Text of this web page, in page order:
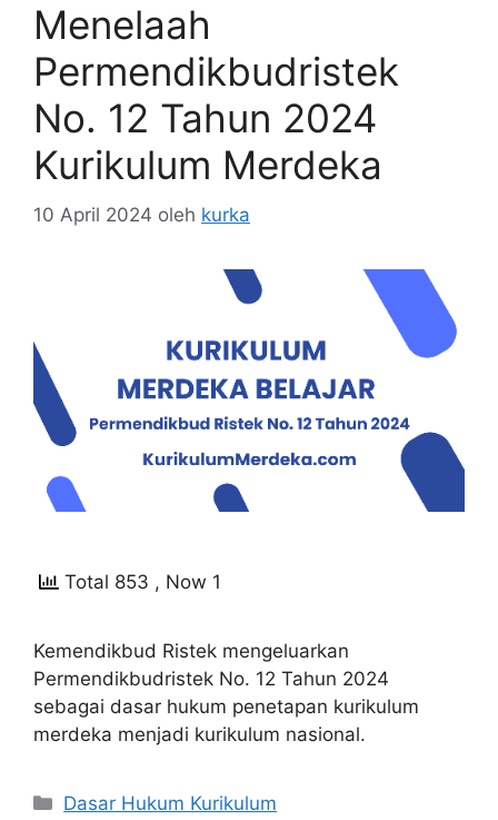
Menelaah
Permendikbudristek
No. 12 Tahun 2024
Kurikulum Merdeka
10 April 2024 oleh kurka
Total 853 , Now 1
Kemendikbud Ristek mengeluarkan
Permendikbudristek No. 12 Tahun 2024
sebagai dasar hukum penetapan kurikulum
merdeka menjadi kurikulum nasional.
Kategori
Dasar Hukum Kurikulum